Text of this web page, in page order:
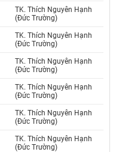
TK. Thích Nguyên Hạnh
(Đức Trường)
TK. Thích Nguyên Hạnh
(Đức Trường)
TK. Thích Nguyên Hạnh
(Đức Trường)
TK. Thích Nguyên Hạnh
(Đức Trường)
TK. Thích Nguyên Hạnh
(Đức Trường)
TK. Thích Nguyên Hạnh
(Đức Trường)